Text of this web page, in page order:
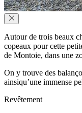
Autour de trois beaux
copeaux pour cette
de Montoie, dans une
On y trouve des
ainsiqu’une immense
Revêtement